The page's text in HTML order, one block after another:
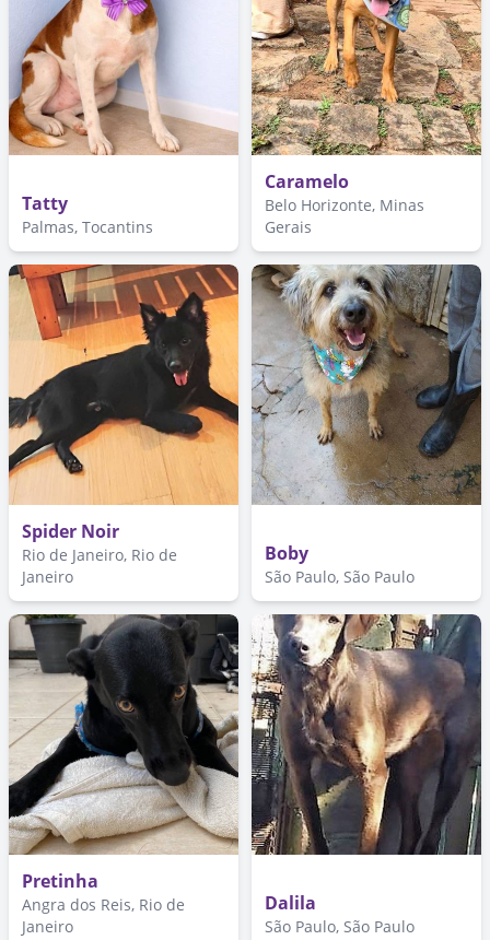
Tatty
Palmas, Tocantins
Caramelo
Belo Horizonte, Minas
Gerais
Spider Noir
Rio de Janeiro, Rio de
Janeiro
Boby
São Paulo, São Paulo
Pretinha
Angra dos Reis, Rio de
Janeiro
Dalila
São Paulo, São Paulo